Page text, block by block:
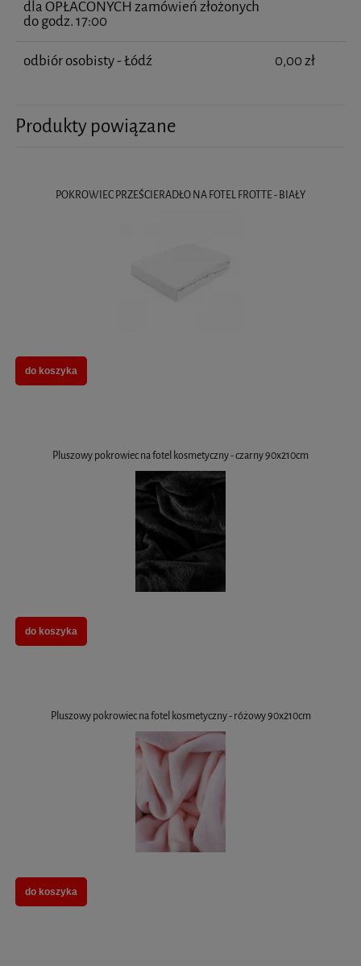
dla OPŁACONYCH zamówień złożonych
do godz. 17:00
odbiór osobisty - Łódź 0,00 zł
Produkty powiązane
POKROWIEC PRZEŚCIERADŁO NA FOTEL FROTTE - BIAŁY
do koszyka
Pluszowy pokrowiec na fotel kosmetyczny - czarny 90x210cm
do koszyka
Pluszowy pokrowiec na fotel kosmetyczny - różowy 90x210cm
do koszyka